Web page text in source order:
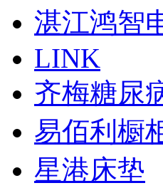
湛江鸿智
LINK
齐梅糖尿
易佰利橱
星港床垫